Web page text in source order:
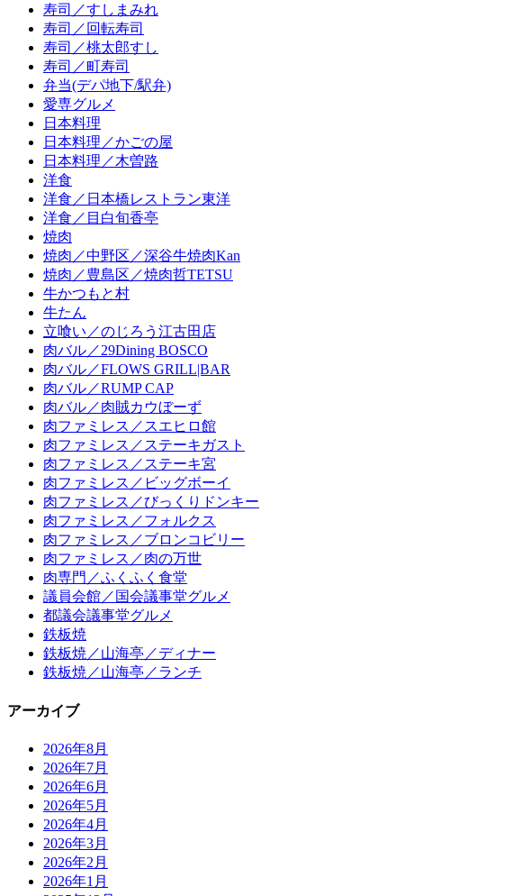
寿司／すしまみれ
寿司／回転寿司
寿司／桃太郎すし
寿司／町寿司
弁当(デパ地下/駅弁)
愛専グルメ
日本料理
日本料理／かごの屋
日本料理／木曽路
洋食
洋食／日本橋レストラン東洋
洋食／目白旬香亭
焼肉
焼肉／中野区／深谷牛焼肉Kan
焼肉／豊島区／焼肉哲TETSU
牛かつもと村
牛たん
立喰い／のじろう江古田店
肉バル／29Dining BOSCO
肉バル／FLOWS GRILL|BAR
肉バル／RUMP CAP
肉バル／肉賊カウぼーず
肉ファミレス／スエヒロ館
肉ファミレス／ステーキガスト
肉ファミレス／ステーキ宮
肉ファミレス／ビッグボーイ
肉ファミレス／びっくりドンキー
肉ファミレス／フォルクス
肉ファミレス／ブロンコビリー
肉ファミレス／肉の万世
肉専門／ふくふく食堂
議員会館／国会議事堂グルメ
都議会議事堂グルメ
鉄板焼
鉄板焼／山海亭／ディナー
鉄板焼／山海亭／ランチ
アーカイブ
2026年8月
2026年7月
2026年6月
2026年5月
2026年4月
2026年3月
2026年2月
2026年1月